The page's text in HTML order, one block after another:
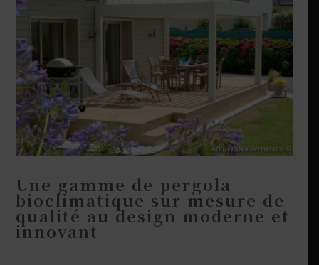
Une gamme de pergola
bioclimatique sur mesure de
qualité au design moderne et
innovant